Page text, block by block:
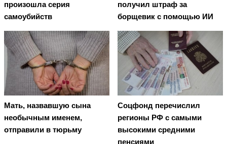
произошла серия
самоубийств
получил штраф за
борщевик с помощью ИИ
Мать, назвавшую сына
необычным именем,
отправили в тюрьму
Соцфонд перечислил
регионы РФ с самыми
высокими средними
пенсиями